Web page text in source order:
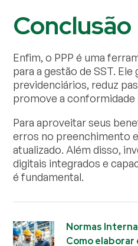
Conclusão
Enfim, o PPP é uma
para a gestão de SST.
previdenciários, reduz
promove a conformidade
Para aproveitar seus
erros no preenchimento
atualizado. Além disso,
digitais integrados e
é fundamental.
Normas
Como elaborar